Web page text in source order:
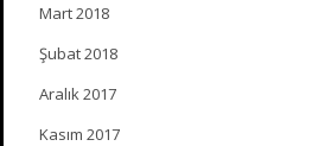
Mart 2018
Şubat 2018
Aralık 2017
Kasım 2017